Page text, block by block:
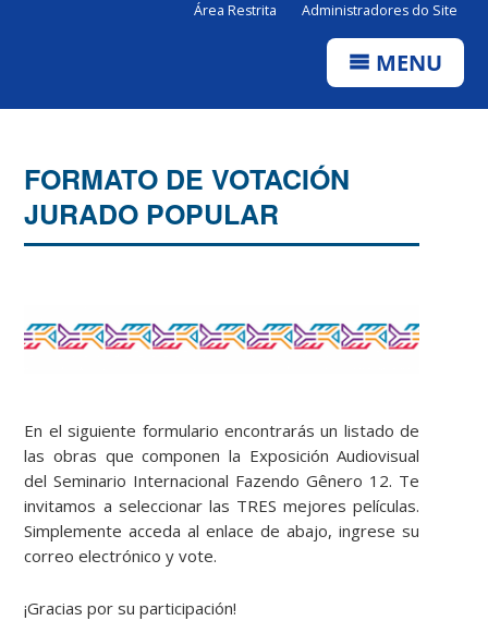
Área Restrita Administradores do Site
MENU
FORMATO DE VOTACIÓN
JURADO POPULAR
En el siguiente formulario encontrarás un listado de
las obras que componen la Exposición Audiovisual
del Seminario Internacional Fazendo Gênero 12. Te
invitamos a seleccionar las TRES mejores películas.
Simplemente acceda al enlace de abajo, ingrese su
correo electrónico y vote.
¡Gracias por su participación!